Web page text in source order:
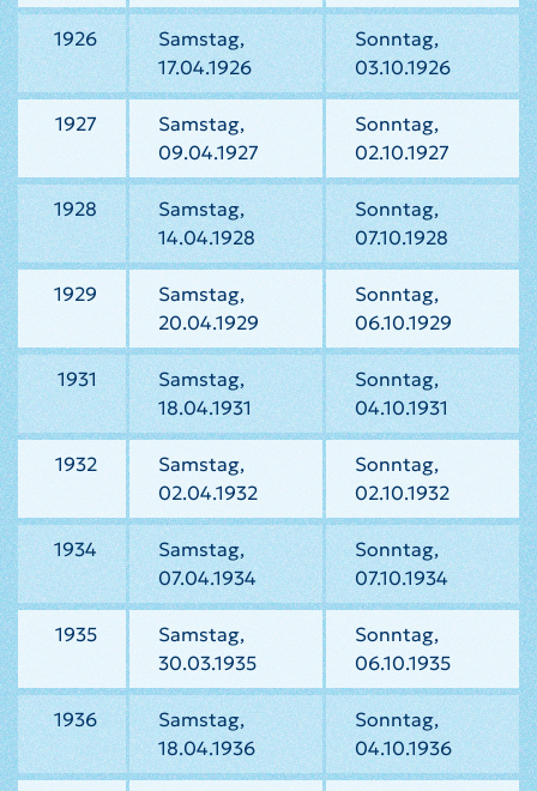
1926
Samstag,
17.04.1926
Sonntag,
03.10.1926
1927
Samstag,
09.04.1927
Sonntag,
02.10.1927
1928
Samstag,
14.04.1928
Sonntag,
07.10.1928
1929
Samstag,
20.04.1929
Sonntag,
06.10.1929
1931
Samstag,
18.04.1931
Sonntag,
04.10.1931
1932
Samstag,
02.04.1932
Sonntag,
02.10.1932
1934
Samstag,
07.04.1934
Sonntag,
07.10.1934
1935
Samstag,
30.03.1935
Sonntag,
06.10.1935
1936
Samstag,
18.04.1936
Sonntag,
04.10.1936